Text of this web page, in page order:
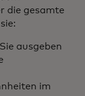
die gesamte
ausgeben
im